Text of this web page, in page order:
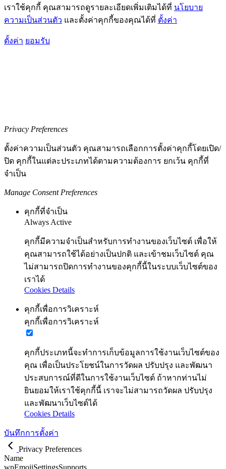
เราใช้คุกกี้ คุณสามารถดูรายละเอียดเพิ่มเติมได้ที่ นโยบาย
ความเป็นส่วนตัว และตั้งค่าคุกกี้ของคุณได้ที่ ตั้งค่า
ตั้งค่า ยอมรับ
Privacy Preferences
ตั้งค่าความเป็นส่วนตัว คุณสามารถเลือกการตั้งค่าคุกกี้โดยเปิด/
ปิด คุกกี้ในแต่ละประเภทได้ตามความต้องการ ยกเว้น คุกกี้ที่
จำเป็น
Manage Consent Preferences
คุกกี้ที่จำเป็น
Always Active
คุกกี้มีความจำเป็นสำหรับการทำงานของเว็บไซต์ เพื่อให้
คุณสามารถใช้ได้อย่างเป็นปกติ และเข้าชมเว็บไซต์ คุณ
ไม่สามารถปิดการทำงานของคุกกี้นี้ในระบบเว็บไซต์ของ
เราได้
Cookies Details
คุกกี้เพื่อการวิเคราะห์
คุกกี้เพื่อการวิเคราะห์
คุกกี้ประเภทนี้จะทำการเก็บข้อมูลการใช้งานเว็บไซต์ของ
คุณ เพื่อเป็นประโยชน์ในการวัดผล ปรับปรุง และพัฒนา
ประสบการณ์ที่ดีในการใช้งานเว็บไซต์ ถ้าหากท่านไม่
ยินยอมให้เราใช้คุกกี้นี้ เราจะไม่สามารถวัดผล ปรับปรุง
และพัฒนาเว็บไซต์ได้
Cookies Details
บันทึกการตั้งค่า
Privacy Preferences
Name